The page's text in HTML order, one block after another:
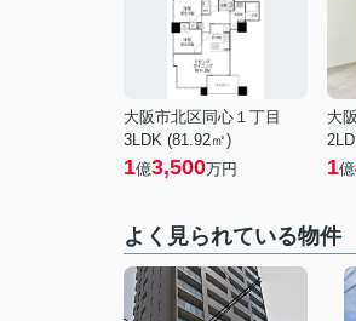
大阪市北区同心１丁目
3LDK (81.92㎡)
1億3,500万円
大
1億
よく見られている物件